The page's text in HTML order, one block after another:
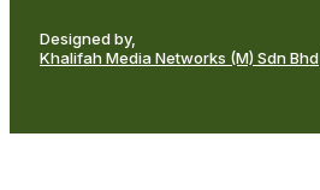
Designed by,
Khalifah Media Networks (M) Sdn Bhd